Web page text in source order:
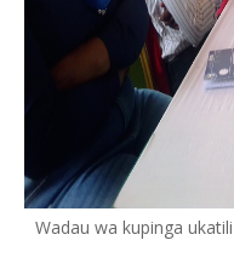
Wadau wa kupinga